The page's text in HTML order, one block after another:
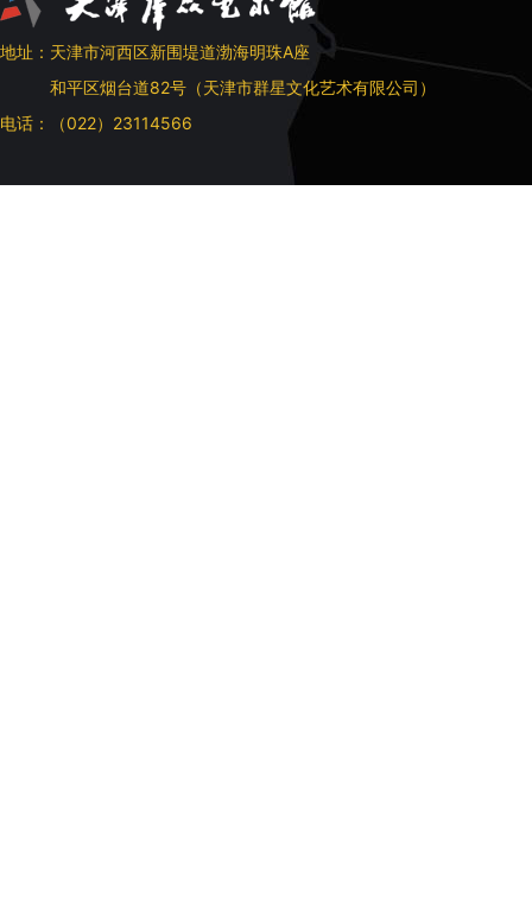
地址：天津市河西区新围堤道渤海明珠A座
和平区烟台道82号（天津市群星文化艺术有限公司）
电话：（022）23114566